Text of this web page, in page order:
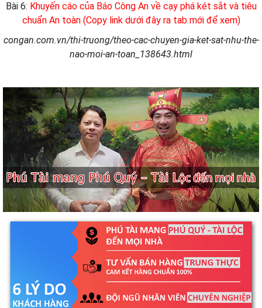
Bài 6: Khuyến cáo của Báo Công An về cạy phá két sắt và tiêu
chuẩn An toàn (Copy link dưới đây ra tab mới để xem)
congan.com.vn/thi-truong/theo-cac-chuyen-gia-ket-sat-nhu-the-
nao-moi-an-toan_138643.html